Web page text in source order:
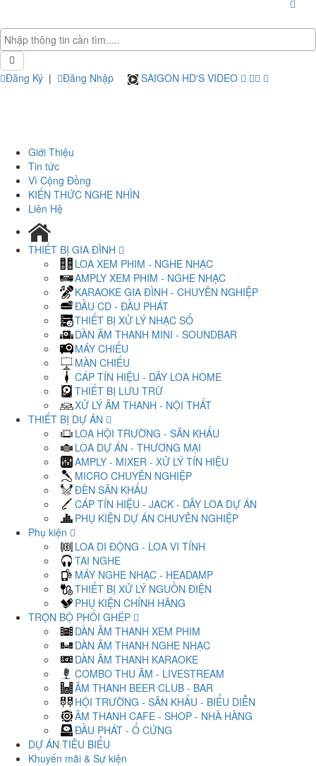
Đăng Ký | Đăng Nhập SAIGON HD'S VIDEO
Giới Thiệu
Tin tức
Vì Cộng Đồng
KIẾN THỨC NGHE NHÌN
Liên Hệ
THIẾT BỊ GIA ĐÌNH
LOA XEM PHIM - NGHE NHẠC
AMPLY XEM PHIM - NGHE NHẠC
KARAOKE GIA ĐÌNH - CHUYÊN NGHIỆP
ĐẦU CD - ĐẦU PHÁT
THIẾT BỊ XỬ LÝ NHẠC SỐ
DÀN ÂM THANH MINI - SOUNDBAR
MÁY CHIẾU
MÀN CHIẾU
CÁP TÍN HIỆU - DÂY LOA HOME
THIẾT BỊ LƯU TRỮ
XỬ LÝ ÂM THANH - NỘI THẤT
THIẾT BỊ DỰ ÁN
LOA HỘI TRƯỜNG - SÂN KHẤU
LOA DỰ ÁN - THƯƠNG MẠI
AMPLY - MIXER - XỬ LÝ TÍN HIỆU
MICRO CHUYÊN NGHIỆP
ĐÈN SÂN KHẤU
CÁP TÍN HIỆU - JACK - DÂY LOA DỰ ÁN
PHỤ KIỆN DỰ ÁN CHUYÊN NGHIỆP
Phụ kiện
LOA DI ĐỘNG - LOA VI TÍNH
TAI NGHE
MÁY NGHE NHẠC - HEADAMP
THIẾT BỊ XỬ LÝ NGUỒN ĐIỆN
PHỤ KIỆN CHÍNH HÃNG
TRỌN BỘ PHỐI GHÉP
DÀN ÂM THANH XEM PHIM
DÀN ÂM THANH NGHE NHẠC
DÀN ÂM THANH KARAOKE
COMBO THU ÂM - LIVESTREAM
ÂM THANH BEER CLUB - BAR
HỘI TRƯỜNG - SÂN KHẤU - BIỂU DIỄN
ÂM THANH CAFE - SHOP - NHÀ HÀNG
ĐẦU PHÁT - Ổ CỨNG
DỰ ÁN TIÊU BIỂU
Khuyến mãi & Sự kiện